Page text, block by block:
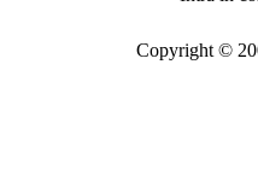
Copyright ©